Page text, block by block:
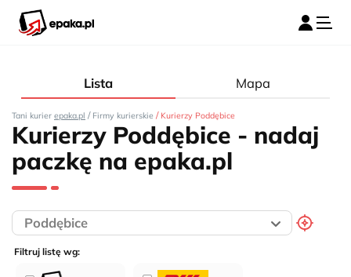
Lista Mapa
Tani kurier epaka.pl / Firmy kurierskie / Kurierzy Poddębice
Kurierzy Poddębice - nadaj
paczkę na epaka.pl
Filtruj listę wg: